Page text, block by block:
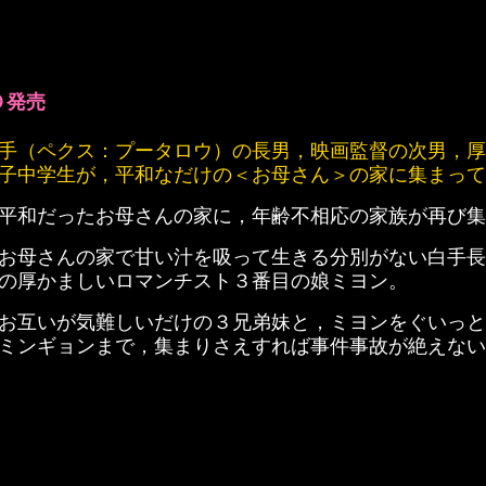
発売
（ペクス：プータロウ）の長男，映画監督の次男，
中学生が，平和なだけの＜お母さん＞の家に集まっ
和だったお母さんの家に，年齢不相応の家族が再び集
お母さんの家で甘い汁を吸って生きる分別がない白手
厚かましいロマンチスト３番目の娘ミヨン。
お互いが気難しいだけの３兄弟妹と，ミヨンをぐいっ
ンギョンまで，集まりさえすれば事件事故が絶えな